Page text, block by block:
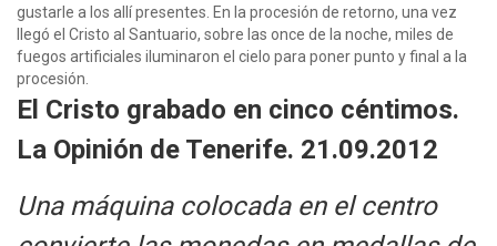
gustarle a los allí presentes. En la procesión de retorno, una vez
llegó el Cristo al Santuario, sobre las once de la noche, miles de
fuegos artificiales iluminaron el cielo para poner punto y final a la
procesión.
El Cristo grabado en cinco céntimos.
La Opinión de Tenerife. 21.09.2012
Una máquina colocada en el centro